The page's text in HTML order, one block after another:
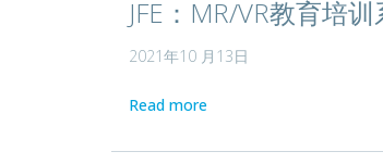
JFE：MR/VR教育培
2021年10 月13日
Read more